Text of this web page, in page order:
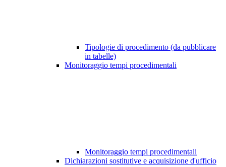
Tipologie di procedimento (da pubblicare
in tabelle)
Monitoraggio tempi procedimentali
Monitoraggio tempi procedimentali
Dichiarazioni sostitutive e acquisizione d'ufficio